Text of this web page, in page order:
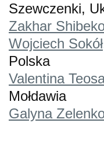
Szewczenki,
Zakhar
Wojciech Sokół
Polska
Valentina
Mołdawia
Galyna